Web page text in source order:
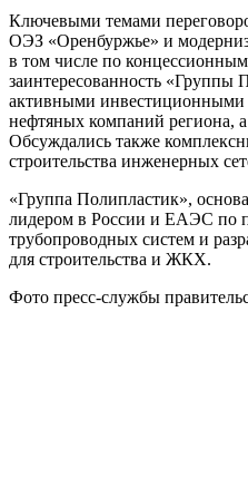
Ключевыми темами
ОЭЗ «Оренбуржье» и
в том числе по
заинтересованность «Группы
активными инвестиционными
нефтяных компаний региона,
Обсуждались также
строительства инженерных
«Группа Полипластик»,
лидером в России и ЕАЭС по
трубопроводных систем и
для строительства и ЖКХ.
Фото пресс-службы